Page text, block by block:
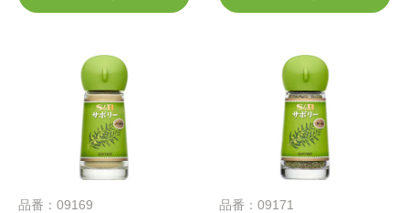
品番：09169 品番：09171